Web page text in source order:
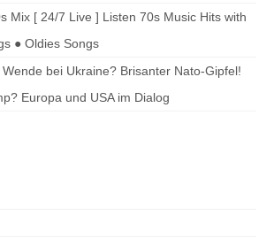
Mix [ 24/7 Live ] Listen 70s Music Hits with
● Oldies Songs
Wende bei Ukraine? Brisanter Nato-Gipfel!
Europa und USA im Dialog